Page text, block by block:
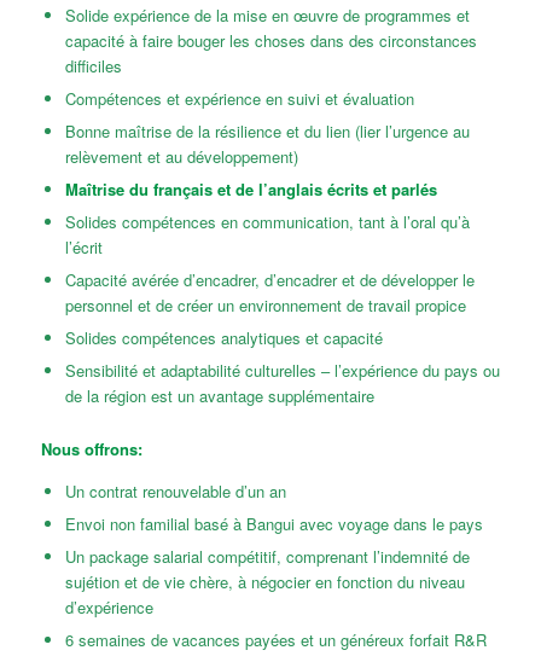
Solide expérience de la mise en œuvre de programmes et
capacité à faire bouger les choses dans des circonstances
difficiles
Compétences et expérience en suivi et évaluation
Bonne maîtrise de la résilience et du lien (lier l’urgence au
relèvement et au développement)
Maîtrise du français et de l’anglais écrits et parlés
Solides compétences en communication, tant à l’oral qu’à
l’écrit
Capacité avérée d’encadrer, d’encadrer et de développer le
personnel et de créer un environnement de travail propice
Solides compétences analytiques et capacité
Sensibilité et adaptabilité culturelles – l’expérience du pays ou
de la région est un avantage supplémentaire
Nous offrons:
Un contrat renouvelable d’un an
Envoi non familial basé à Bangui avec voyage dans le pays
Un package salarial compétitif, comprenant l’indemnité de
sujétion et de vie chère, à négocier en fonction du niveau
d’expérience
6 semaines de vacances payées et un généreux forfait R&R